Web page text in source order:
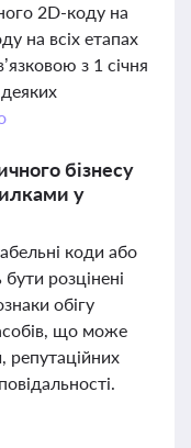
2D-коду на
на всіх етапах
з 1 січня
бізнесу
у
коди або
розцінені
обігу
що може
репутаційних